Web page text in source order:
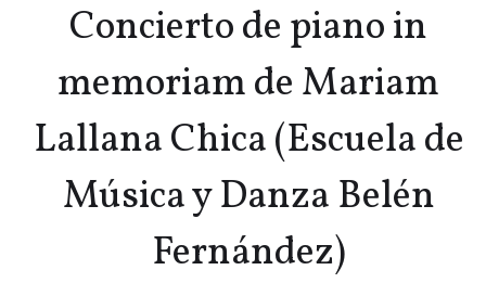
Concierto de piano in
memoriam de Mariam
Lallana Chica (Escuela de
Música y Danza Belén
Fernández)